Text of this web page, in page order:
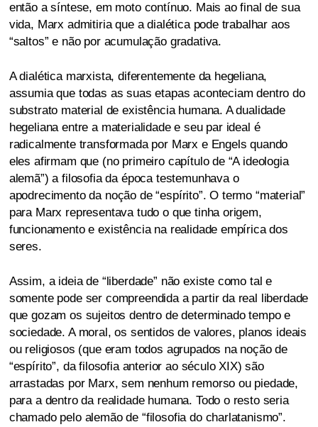
então a síntese, em moto contínuo. Mais ao final de sua
vida, Marx admitiria que a dialética pode trabalhar aos
“saltos” e não por acumulação gradativa.
A dialética marxista, diferentemente da hegeliana,
assumia que todas as suas etapas aconteciam dentro do
substrato material de existência humana. A dualidade
hegeliana entre a materialidade e seu par ideal é
radicalmente transformada por Marx e Engels quando
eles afirmam que (no primeiro capítulo de “A ideologia
alemã”) a filosofia da época testemunhava o
apodrecimento da noção de “espírito”. O termo “material”
para Marx representava tudo o que tinha origem,
funcionamento e existência na realidade empírica dos
seres.
Assim, a ideia de “liberdade” não existe como tal e
somente pode ser compreendida a partir da real liberdade
que gozam os sujeitos dentro de determinado tempo e
sociedade. A moral, os sentidos de valores, planos ideais
ou religiosos (que eram todos agrupados na noção de
“espírito”, da filosofia anterior ao século XIX) são
arrastadas por Marx, sem nenhum remorso ou piedade,
para a dentro da realidade humana. Todo o resto seria
chamado pelo alemão de “filosofia do charlatanismo”.